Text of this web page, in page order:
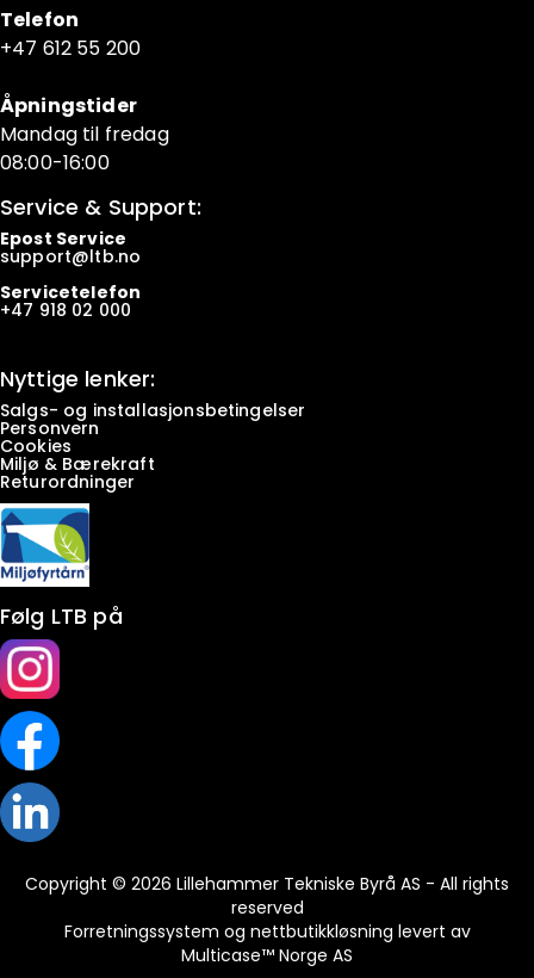
Telefon
+47 612 55 200
Åpningstider
Mandag til fredag
08:00-16:00
Service & Support:
Epost Service
support@ltb.no
Servicetelefon
+47 918 02 000
Nyttige lenker:
Salgs- og installasjonsbetingelser
Personvern
Cookies
Miljø & Bærekraft
Returordninger
Følg LTB på
Copyright © 2026 Lillehammer Tekniske Byrå AS - All rights
reserved
Forretningssystem og nettbutikkløsning levert av
Multicase™ Norge AS